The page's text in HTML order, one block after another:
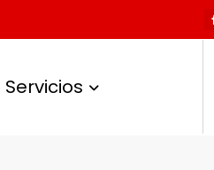
Servicios